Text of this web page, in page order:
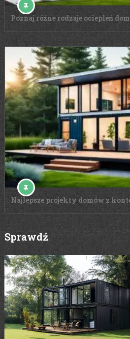
Poznaj różne rodzaje ociepleń
Najlepsze projekty domów z
Sprawdź